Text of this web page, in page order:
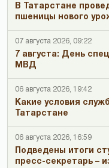
В Татарстане
пшеницы нового
07 августа 2026, 09:22
7 августа: День
МВД
06 августа 2026, 19:42
Какие условия
Татарстане
06 августа 2026, 16:59
Подведены итоги
пресс-секретарь –